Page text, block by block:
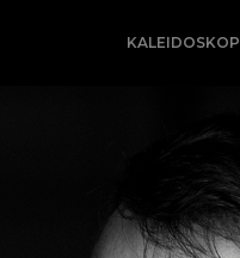
KALEIDOSKOP